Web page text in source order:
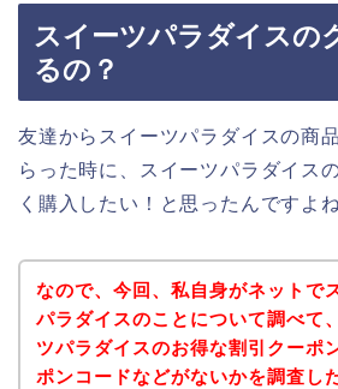
スイーツパラダイスの
るの？
友達からスイーツパラダイスの商
らった時に、スイーツパラダイス
く購入したい！と思ったんですよね
なので、今回、私自身がネットで
パラダイスのことについて調べて
ツパラダイスのお得な割引クーポ
ポンコードなどがないかを調査し